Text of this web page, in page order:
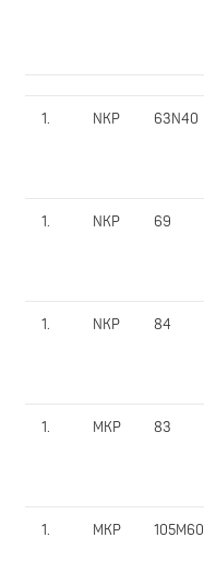
1. NKP 63N40
1. NKP 69
1. NKP 84
1. MKP 83
1. MKP 105M60